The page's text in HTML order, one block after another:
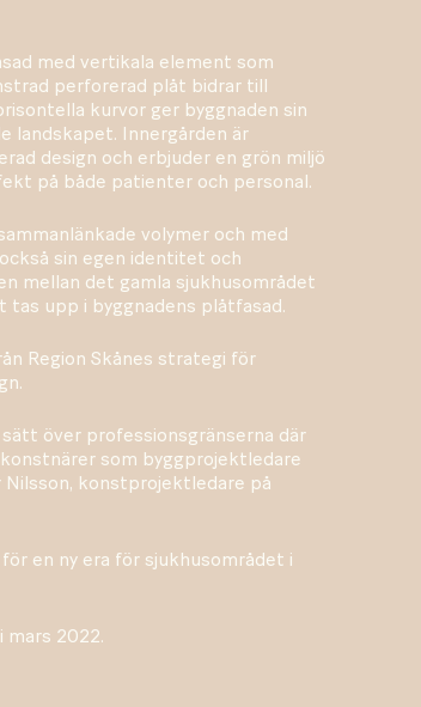
med vertikala element som
perforerad plåt bidrar till
kurvor ger byggnaden sin
landskapet. Innergården är
design och erbjuder en grön miljö
på både patienter och personal.
volymer och med
sin egen identitet och
mellan det gamla sjukhusområdet
tas upp i byggnadens plåtfasad.
Region Skånes strategi för
över professionsgränserna där
som byggprojektledare
konstprojektledare på
en ny era för sjukhusområdet i
mars 2022.